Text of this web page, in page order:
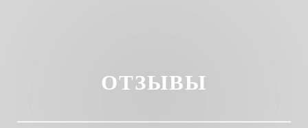
ОТЗЫВЫ